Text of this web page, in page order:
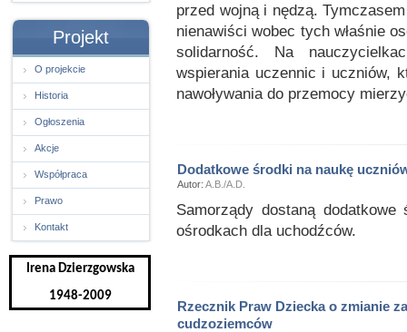
Projekt
O projekcie
Historia
Ogłoszenia
Akcje
Współpraca
Prawo
Kontakt
Irena Dzierzgowska
1948-2009
przed wojną i nędzą.
nienawiści wobec tych właśnie
solidarność. Na
wspierania uczennic i uczniów,
nawoływania do przemocy
Dodatkowe środki na naukę
Autor: A.B./A.D.
Samorządy dostaną
ośrodkach dla uchodźców.
Rzecznik Praw Dziecka o zmianie
cudzoziemców